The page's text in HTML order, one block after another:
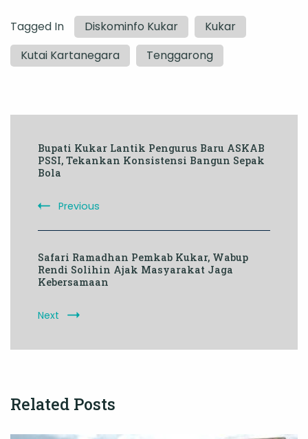
Tagged In Diskominfo Kukar
Kukar
Kutai Kartanegara
Tenggarong
Navigation
Bupati Kukar Lantik Pengurus Baru ASKAB
PSSI, Tekankan Konsistensi Bangun Sepak
Bola
Previous
Safari Ramadhan Pemkab Kukar, Wabup
Rendi Solihin Ajak Masyarakat Jaga
Kebersamaan
Next
Related Posts